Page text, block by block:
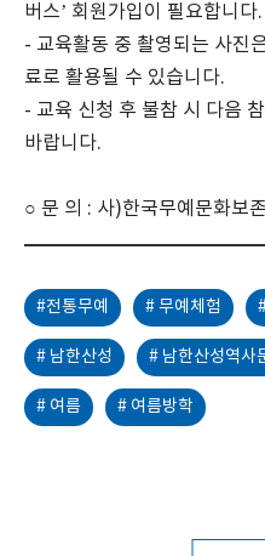
버스’ 회원가입이 필요합니다.
- 교육활동 중 촬영되는 사진
료로 활용될 수 있습니다.
- 교육 신청 후 불참 시 다음
바랍니다.
○ 문 의 : 사)한국무예문화보
#전통무예 # 무예체험
# 남한산성 # 남한산성역사
# 여름 # 여름방학